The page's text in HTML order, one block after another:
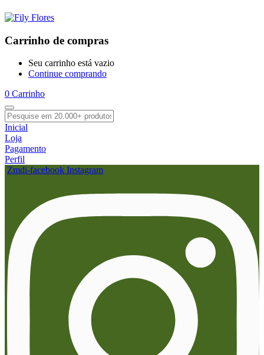
Carrinho de compras
Seu carrinho está vazio
Continue comprando
0 Carrinho
Inicial
Loja
Pagamento
Perfil
Zmdi-facebook Instagram